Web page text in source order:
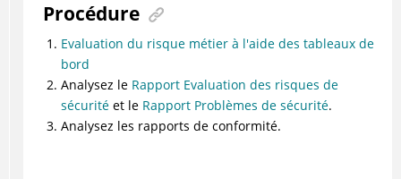
Procédure
Evaluation du risque métier à l'aide des tableaux de
bord
Analysez le Rapport Evaluation des risques de
sécuritéet le Rapport Problèmes de sécurité.
Analysez les rapports de conformité.